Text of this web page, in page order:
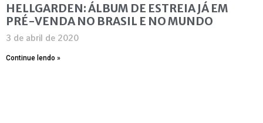
HELLGARDEN: ÁLBUM DE ESTREIA JÁ EM
PRÉ-VENDA NO BRASIL E NO MUNDO
3 de abril de 2020
Continue lendo »